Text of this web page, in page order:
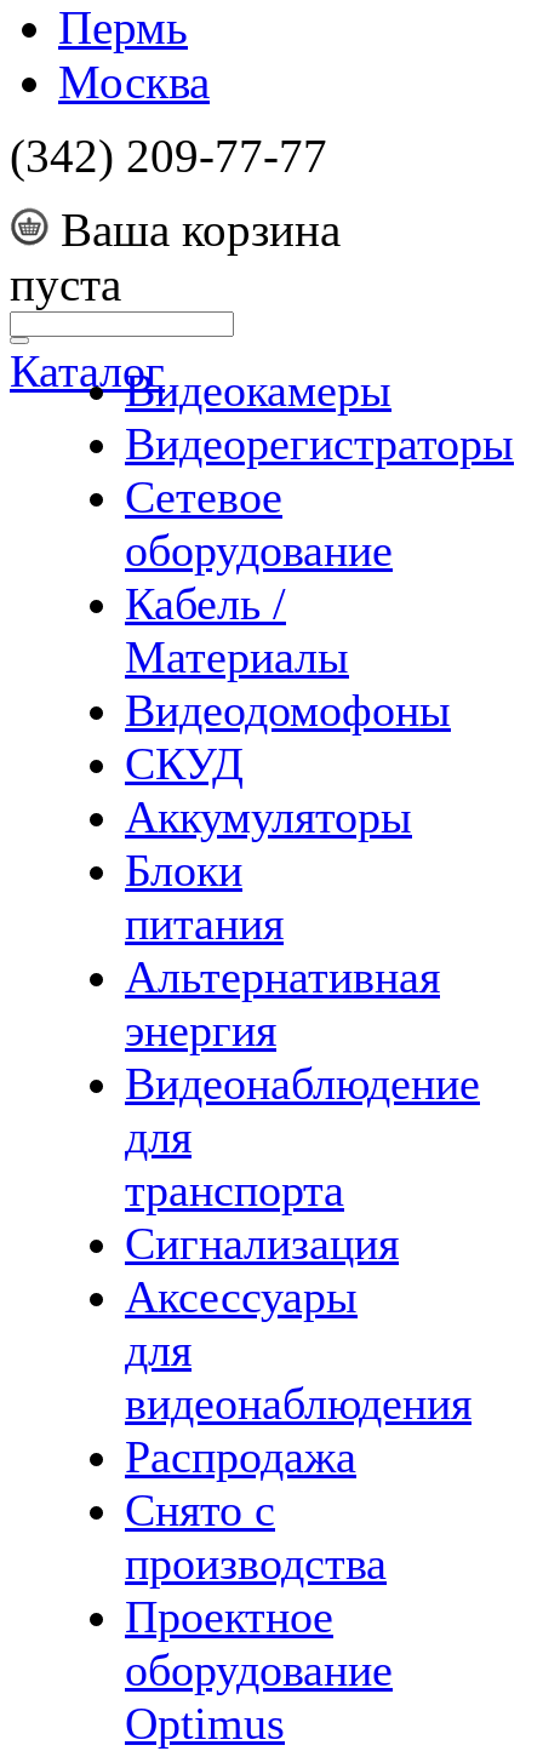
Пермь
Москва
(342) 209-77-77
Ваша корзина
пуста
КаталогВидеокамеры
Видеорегистраторы
Сетевое
оборудование
Кабель /
Материалы
Видеодомофоны
СКУД
Аккумуляторы
Блоки
питания
Альтернативная
энергия
Видеонаблюдение
для
транспорта
Сигнализация
Аксессуары
для
видеонаблюдения
Распродажа
Снято с
производства
Проектное
оборудование
Optimus